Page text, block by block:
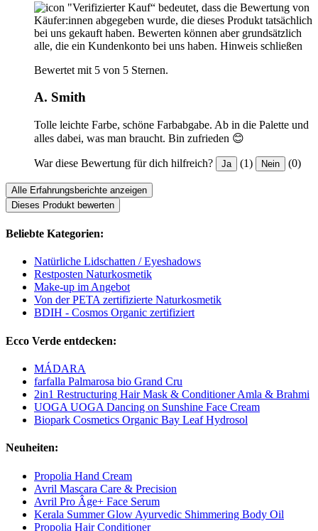
"Verifizierter Kauf“ bedeutet, dass die Bewertung von
Käufer:innen abgegeben wurde, die dieses Produkt tatsächlich
bei uns gekauft haben. Bewerten können aber grundsätzlich
alle, die ein Kundenkonto bei uns haben. Hinweis schließen
Bewertet mit 5 von 5 Sternen.
A. Smith
Tolle leichte Farbe, schöne Farbabgabe. Ab in die Palette und
alles dabei, was man braucht. Bin zufrieden 😊
War diese Bewertung für dich hilfreich? Ja (1) Nein (0)
Alle Erfahrungsberichte anzeigen
Dieses Produkt bewerten
Beliebte Kategorien:
Natürliche Lidschatten / Eyeshadows
Restposten Naturkosmetik
Make-up im Angebot
Von der PETA zertifizierte Naturkosmetik
BDIH - Cosmos Organic zertifiziert
Ecco Verde entdecken:
MÁDARA
farfalla Palmarosa bio Grand Cru
2in1 Restructuring Hair Mask & Conditioner Amla & Brahmi
UOGA UOGA Dancing on Sunshine Face Cream
Biopark Cosmetics Organic Bay Leaf Hydrosol
Neuheiten:
Propolia Hand Cream
Avril Mascara Care & Precision
Avril Pro Âge+ Face Serum
Kerala Summer Glow Ayurvedic Shimmering Body Oil
Propolia Hair Conditioner